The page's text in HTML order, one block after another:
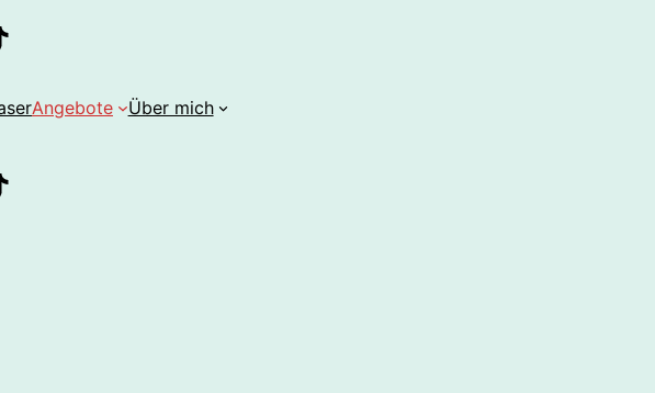
Angebote Über mich